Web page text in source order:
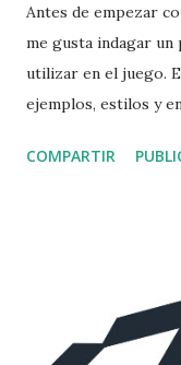
Antes de empezar
me gusta indagar un
utilizar en el juego.
ejemplos, estilos y
probar
Freepik , una de los
Internet.
imágenes muy
COMPARTIR